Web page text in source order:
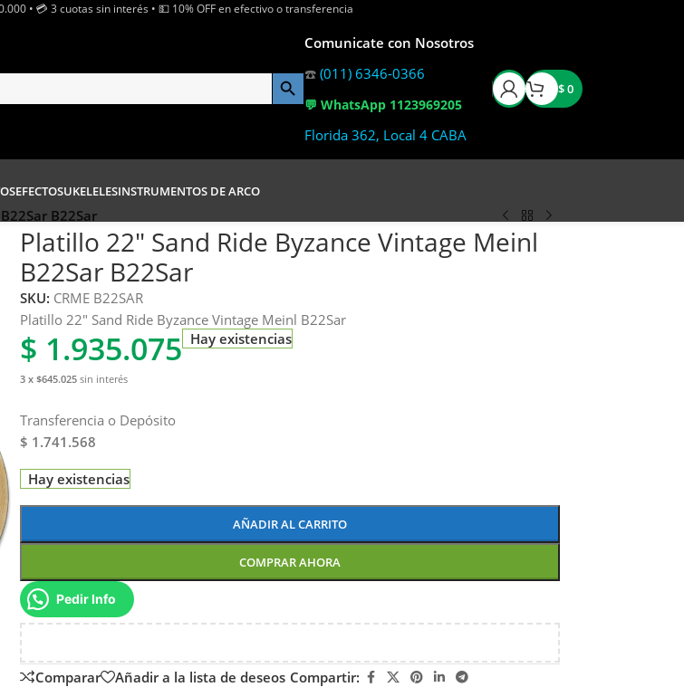
• 💳 3 cuotas sin interés • 💵 10% OFF en efectivo o transferencia
Comunicate con Nosotros
☎️ (011) 6346-0366
💬 WhatsApp 1123969205
Florida 362, Local 4 CABA
$0
EFECTOSUKELELESINSTRUMENTOS DE ARCO
B22Sar
Platillo 22″ Sand Ride Byzance Vintage Meinl
B22Sar B22Sar
SKU: CRME B22SAR
Platillo 22″ Sand Ride Byzance Vintage Meinl B22Sar
$ 1.935.075
3 x $645.025 sin interés
Transferencia o Depósito
$ 1.741.568
Hay existencias
Hay existencias
AÑADIR AL CARRITO
COMPRAR AHORA
Pedir Info
Comparar Añadir a la lista de deseos Compartir: